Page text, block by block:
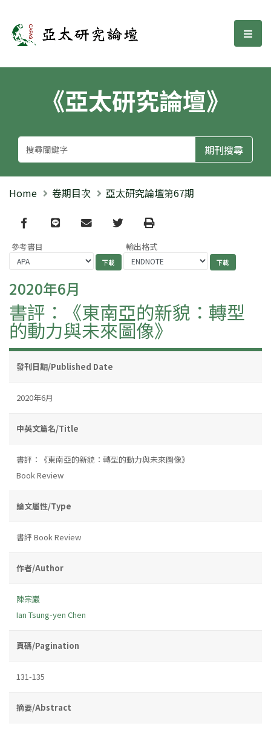
亞太研究論壇 選
《亞太研究論壇》
Home 卷期目次 亞太研究論壇第67期
Facebook
line email TwitterPrint
參考書目 輸出格式
2020年6月
書評：《東南亞的新貌：轉型
的動力與未來圖像》
發刊日期/Published Date
2020年6月
中英文篇名/Title
書評：《東南亞的新貌：轉型的動力與未來圖像》
Book Review
論文屬性/Type
書評 Book Review
作者/Author
陳宗巖
Ian Tsung-yen Chen
頁碼/Pagination
131-135
摘要/Abstract